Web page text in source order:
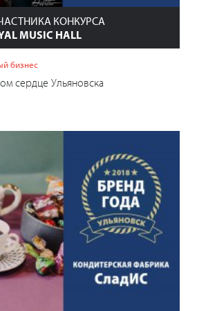
КОНКУРСА
MUSIC HALL
бизнес
сердце Ульяновска